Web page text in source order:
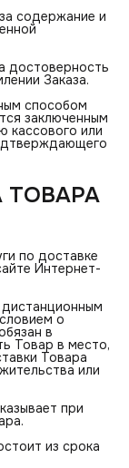
содержание и
достоверность
Заказа.
способом
заключенным
кассового или
ТОВАРА
по доставке
Интернет-
о
в
Товар в место,
Товара
или
при
из срока